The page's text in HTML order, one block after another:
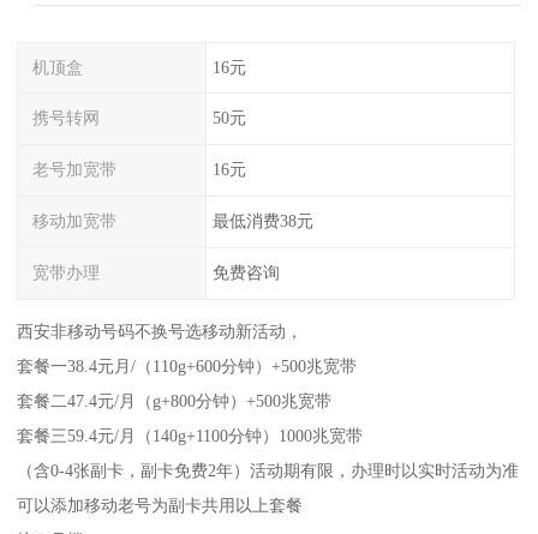
机顶盒 16元
携号转网 50元
老号加宽带 16元
移动加宽带 最低消费38元
宽带办理 免费咨询
西安非移动号码不换号选移动新活动，
套餐一38.4元月/（110g+600分钟）+500兆宽带
套餐二47.4元/月（g+800分钟）+500兆宽带
套餐三59.4元/月（140g+1100分钟）1000兆宽带
（含0-4张副卡，副卡免费2年）活动期有限，办理时以实时活动为准
可以添加移动老号为副卡共用以上套餐